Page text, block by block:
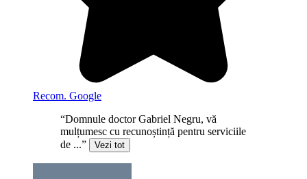
Recom. Google
“Domnule doctor Gabriel Negru, vă
mulțumesc cu recunoștință pentru serviciile
de ...”
Vezi tot